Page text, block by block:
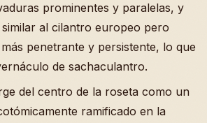
prominentes y paralelas, y
al cilantro europeo pero
penetrante y persistente, lo que
de sachaculantro.
del centro de la roseta como un
ramificado en la